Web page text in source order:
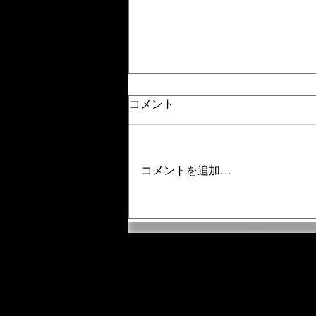
ク。オーバーレイの「月額
コメント
コメントを追加…